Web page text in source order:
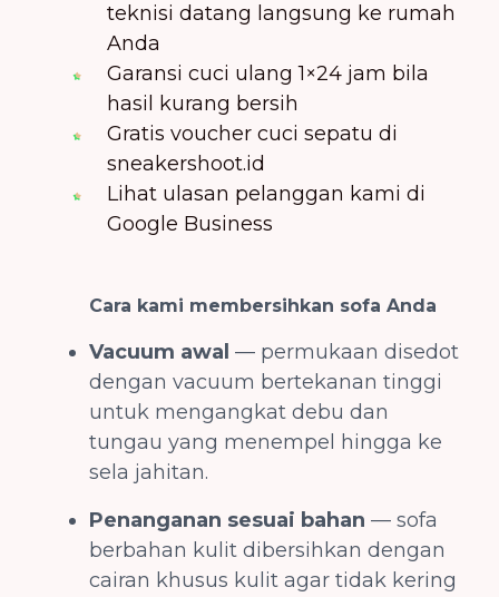
teknisi datang langsung ke rumah
Anda
Garansi cuci ulang 1×24 jam bila
hasil kurang bersih
Gratis voucher cuci sepatu di
sneakershoot.id
Lihat ulasan pelanggan kami di
Google Business
Cara kami membersihkan sofa Anda
Vacuum awal — permukaan disedot
dengan vacuum bertekanan tinggi
untuk mengangkat debu dan
tungau yang menempel hingga ke
sela jahitan.
Penanganan sesuai bahan — sofa
berbahan kulit dibersihkan dengan
cairan khusus kulit agar tidak kering